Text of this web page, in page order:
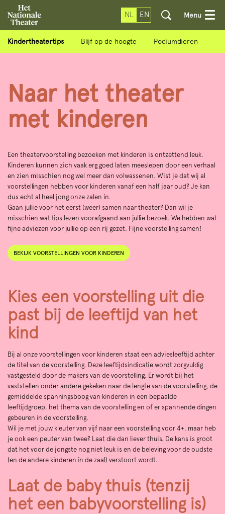
NL EN Menu
Kindertheatertips Blijf op de hoogte Podiumdieren
Naar het theater
met kinderen
Een theatervoorstelling bezoeken met kinderen is ontzettend leuk.
Kinderen kunnen zich vaak erg goed laten meeslepen door een verhaal
en zien misschien nog wel meer dan volwassenen. Wist je dat wij al
voorstellingen hebben voor kinderen vanaf een half jaar oud? Je kan
dus echt al heel jong onze zalen in.
Gaan jullie voor het eerst (weer) samen naar theater? Dan wil je
misschien wat tips lezen voorafgaand aan jullie bezoek. We hebben wat
fijne adviezen voor jullie op een rij gezet. Fijne voorstelling samen!
BEKIJK VOORSTELLINGEN VOOR KINDEREN
Kies een voorstelling uit die
past bij de leeftijd van het
kind
Bij al onze voorstellingen voor kinderen staat een adviesleeftijd achter
de titel van de voorstelling. Deze leeftijdsindicatie wordt zorgvuldig
vastgesteld door de makers van de voorstelling. Er wordt bij het
vaststellen onder andere gekeken naar de lengte van de voorstelling, de
gemiddelde spanningsboog van kinderen in een bepaalde
leeftijdgroep, het thema van de voorstelling en of er spannende dingen
gebeuren in de voorstelling.
Wil je met jouw kleuter van vijf naar een voorstelling voor 4+, maar heb
je ook een peuter van twee? Laat die dan liever thuis. De kans is groot
dat het voor de jongste nog niet leuk is en de beleving voor de oudste
(en de andere kinderen in de zaal) verstoort wordt.
Laat de baby thuis (tenzij
het een babyvoorstelling is)